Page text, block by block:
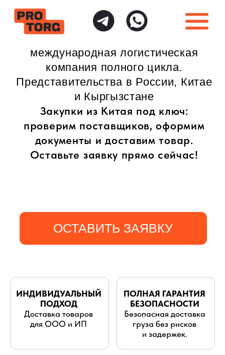
Представительства в России, Китае
и Кыргызстане
Закупки из Китая под ключ:
проверим поставщиков, оформим
документы и доставим товар.
Оставьте заявку прямо сейчас!
ОСТАВИТЬ ЗАЯВКУ
Срок доставки от 3х дней
Стоимость от 0.7 $/кг
Безопасная доставка
груза без рисков
Доставка товаров
для ООО и ИП